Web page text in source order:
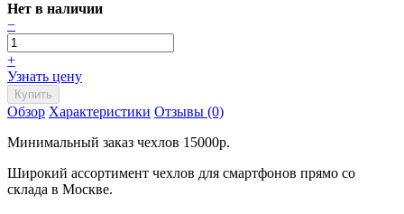
Нет в наличии
−
+
Узнать цену
Обзор Характеристики Отзывы (0)
Минимальный заказ чехлов 15000р.
Широкий ассортимент чехлов для смартфонов прямо со
склада в Москве.